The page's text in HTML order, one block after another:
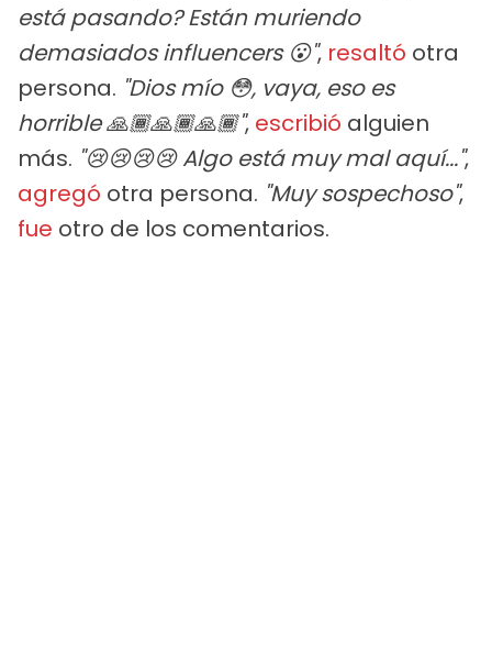
está pasando? Están muriendo
demasiados influencers 😮", resaltó otra
persona. "Dios mío 😳, vaya, eso es
horrible 🙏🏾🙏🏾🙏🏾", escribió alguien
más. "😢😢😢😢 Algo está muy mal aquí...",
agregó otra persona. "Muy sospechoso",
fue otro de los comentarios.